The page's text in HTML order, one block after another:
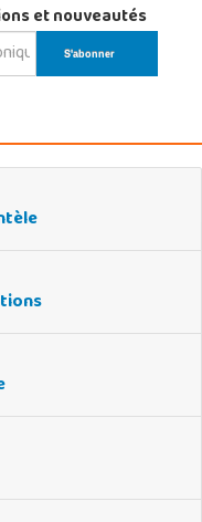
et nouveautés